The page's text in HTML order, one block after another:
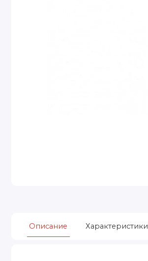
Описание Характеристики